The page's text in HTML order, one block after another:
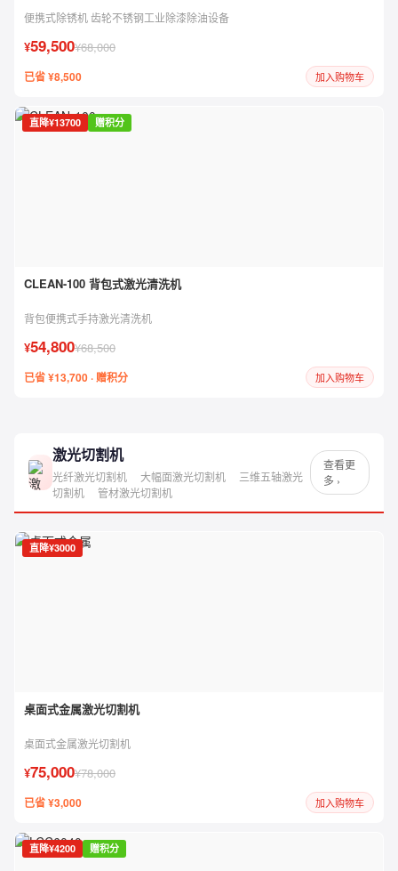
便携式除锈机 齿轮不锈钢工业除漆除油设备
¥59,500¥68,000
已省 ¥8,500 加入购物车
直降¥13700 赠积分
CLEAN-100 背包式激光清洗机
背包便携式手持激光清洗机
¥54,800¥68,500
已省 ¥13,700 · 赠积分 加入购物车
激光切割机
光纤激光切割机 大幅面激光切割机
三维五轴激光
切割机
管材激光切割机
查看更
多 ›
直降¥3000
桌面式金属激光切割机
桌面式金属激光切割机
¥75,000¥78,000
已省 ¥3,000 加入购物车
直降¥4200 赠积分